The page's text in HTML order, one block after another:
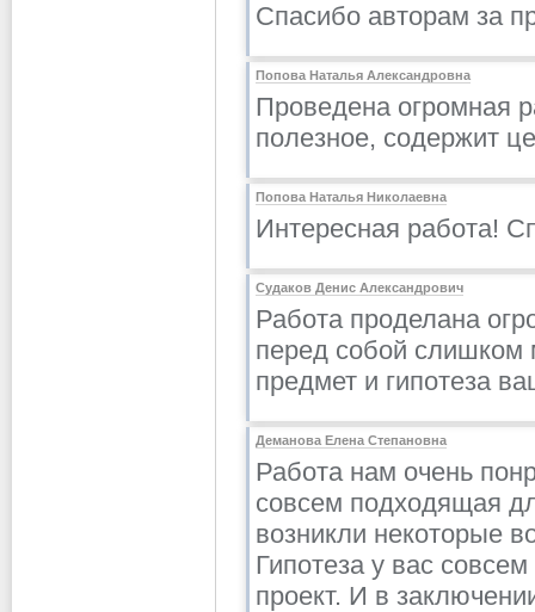
Спасибо авторам за
Попова Наталья Александровна
Проведена огромная
полезное, содержит
Попова Наталья Николаевна
Интересная работа!
Судаков Денис Александрович
Работа проделана
перед собой слишком
предмет и гипотеза
Деманова Елена Степановна
Работа нам очень
совсем подходящая
возникли некоторые
Гипотеза у вас
проект. И в